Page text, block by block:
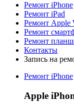
Ремонт iPhone
Ремонт iPad
Ремонт Apple
Ремонт
Ремонт
Контакты
Запись на
Ремонт iPhone
Apple